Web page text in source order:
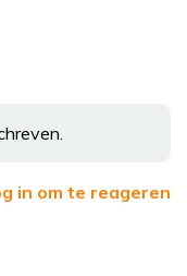
in om te reageren